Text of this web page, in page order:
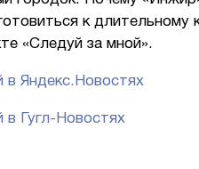
к длительному
«Следуй за мной».
в Яндекс.Новостях
в Гугл-Новостях